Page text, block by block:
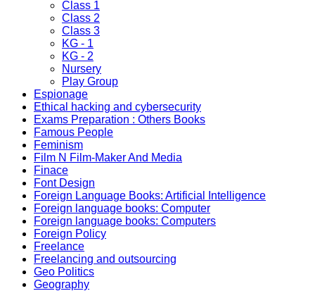
Class 1
Class 2
Class 3
KG - 1
KG - 2
Nursery
Play Group
Espionage
Ethical hacking and cybersecurity
Exams Preparation : Others Books
Famous People
Feminism
Film N Film-Maker And Media
Finace
Font Design
Foreign Language Books: Artificial Intelligence
Foreign language books: Computer
Foreign language books: Computers
Foreign Policy
Freelance
Freelancing and outsourcing
Geo Politics
Geography